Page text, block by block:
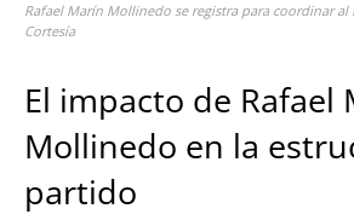
Rafael Marín Mollinedo se registra para coordinar
Cortesía
El impacto de Rafael
Mollinedo en la
partido